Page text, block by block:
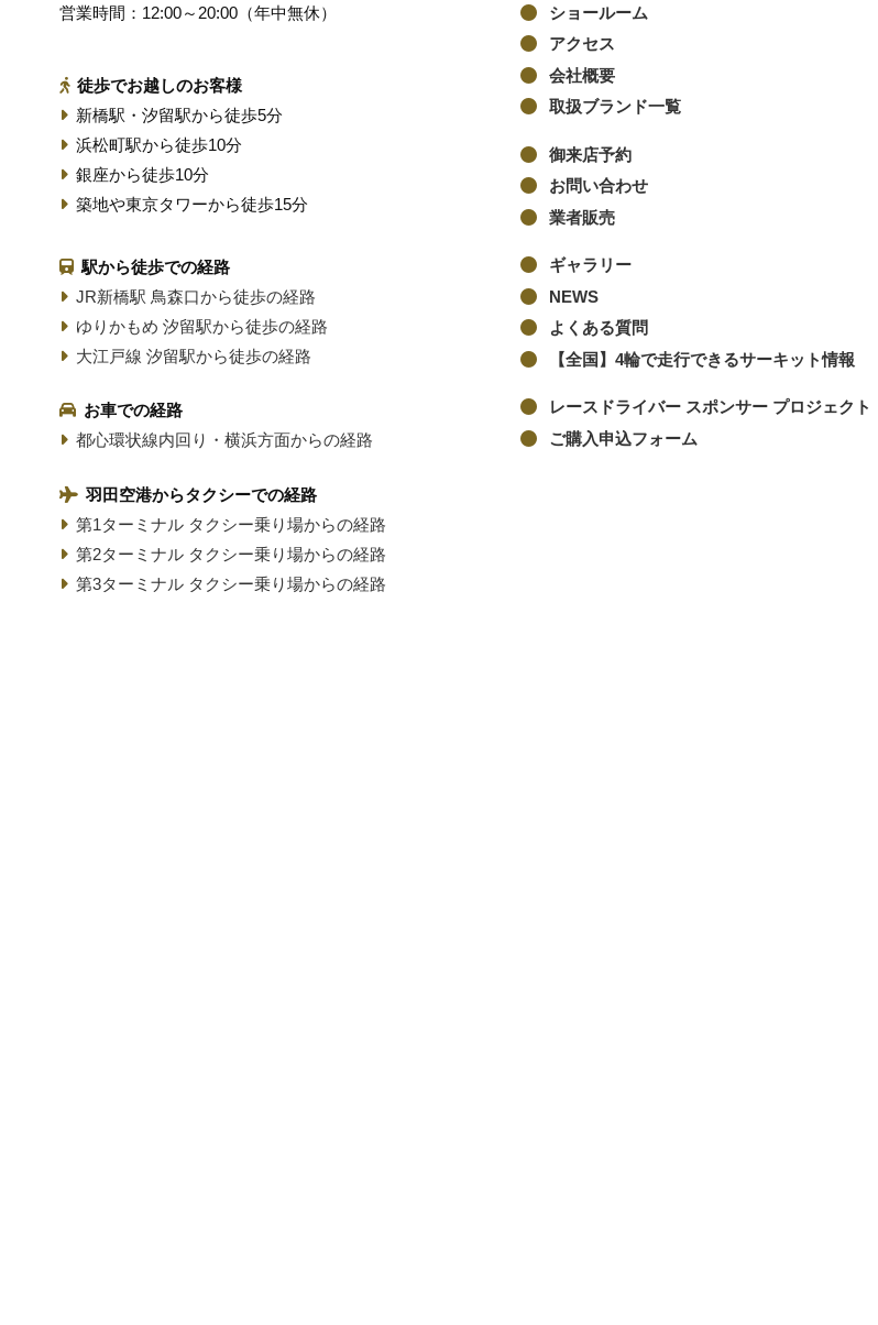
営業時間：12:00～20:00（年中無休）
徒歩でお越しのお客様
新橋駅・汐留駅から徒歩5分
浜松町駅から徒歩10分
銀座から徒歩10分
築地や東京タワーから徒歩15分
駅から徒歩での経路
JR新橋駅 鳥森口から徒歩の経路
ゆりかもめ 汐留駅から徒歩の経路
大江戸線 汐留駅から徒歩の経路
お車での経路
都心環状線内回り・横浜方面からの経路
羽田空港からタクシーでの経路
第1ターミナル タクシー乗り場からの経路
第2ターミナル タクシー乗り場からの経路
第3ターミナル タクシー乗り場からの経路
ショールーム
アクセス
会社概要
取扱ブランド一覧
御来店予約
お問い合わせ
業者販売
ギャラリー
NEWS
よくある質問
【全国】4輪で走行できるサーキット情報
レースドライバー スポンサー プロジェクト
ご購入申込フォーム